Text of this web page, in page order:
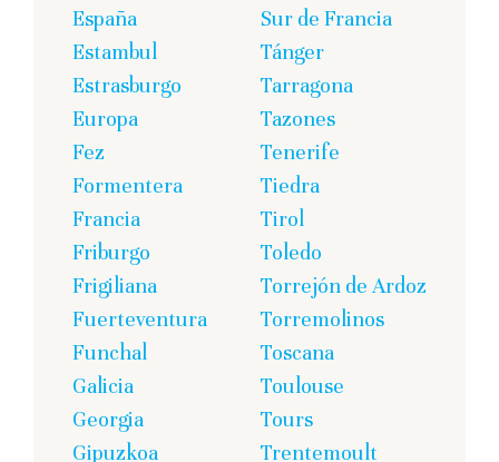
España
Estambul
Estrasburgo
Europa
Fez
Formentera
Francia
Friburgo
Frigiliana
Fuerteventura
Funchal
Galicia
Georgia
Gipuzkoa
Sur de Francia
Tánger
Tarragona
Tazones
Tenerife
Tiedra
Tirol
Toledo
Torrejón de Ardoz
Torremolinos
Toscana
Toulouse
Tours
Trentemoult